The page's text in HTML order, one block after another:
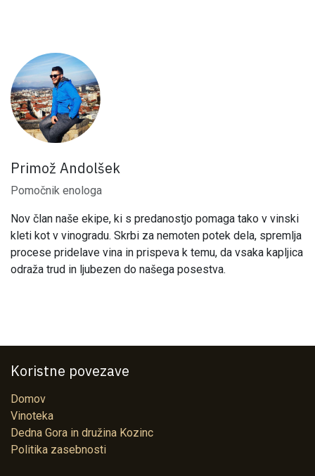
Primož Andolšek
Pomočnik enologa
Nov član naše ekipe, ki s predanostjo pomaga tako v vinski
kleti kot v vinogradu. Skrbi za nemoten potek dela, spremlja
procese pridelave vina in prispeva k temu, da vsaka kapljica
odraža trud in ljubezen do našega posestva.
Koristne povezave
Domov
Vinoteka
Dedna Gora in družina Kozinc
Politika zasebnosti